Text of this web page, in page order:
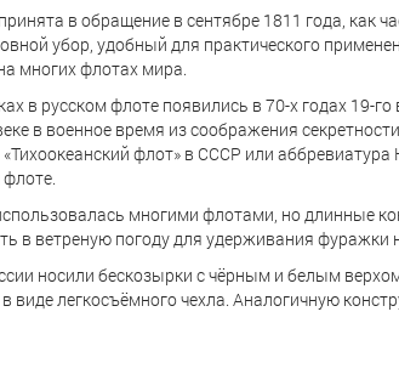
в обращение в сентябре 1811 года, как
убор, удобный для практического
многих флотах мира.
в русском флоте появились в 70-х годах 19-
в военное время из соображения
флот» в СССР или аббревиатура
многими флотами, но длинные
в ветреную погоду для удерживания фуражки
носили бескозырки с чёрным и белым
виде легкосъёмного чехла. Аналогичную